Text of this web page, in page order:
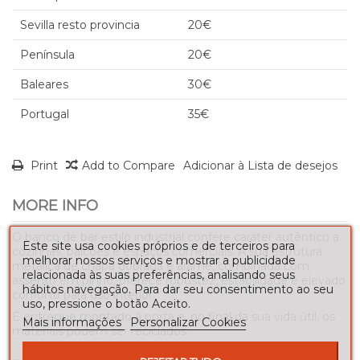
Sevilla resto provincia 20€
Península 20€
Baleares 30€
Portugal 35€
Print Add to Compare Adicionar à Lista de desejos
MORE INFO
cozinhas, balcões e espaços comerciais. A sua estrutura
metálica de chapa dobrada e arame, combinada com
assento em pinho, oferece robustez, estabilidade e elevado
conforto para uso interior.
É entregue montado à porta e, no final da sua vida útil, os
materiais podem ser reciclados.
Este site usa cookies próprios e de terceiros para
melhorar nossos serviços e mostrar a publicidade
relacionada às suas preferências, analisando seus
hábitos navegação. Para dar seu consentimento ao seu
uso, pressione o botão Aceito.
Mais informações
Personalizar Cookies